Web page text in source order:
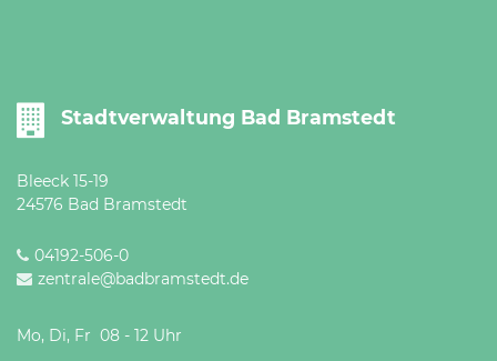
Stadtverwaltung Bad Bramstedt
Bleeck 15-19
24576 Bad Bramstedt
04192-506-0
zentrale@badbramstedt.de
Mo, Di, Fr 08 - 12 Uhr